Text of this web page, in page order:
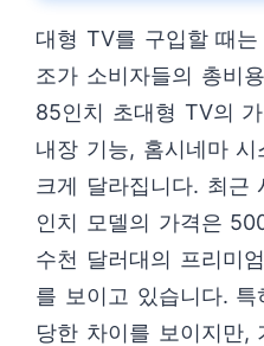
대형 TV를 구입할 때
조가 소비자들의 총비
85인치 초대형 TV의
내장 기능, 홈시네마
크게 달라집니다. 최근
인치 모델의 가격은
수천 달러대의 프리미
를 보이고 있습니다.
당한 차이를 보이지만,